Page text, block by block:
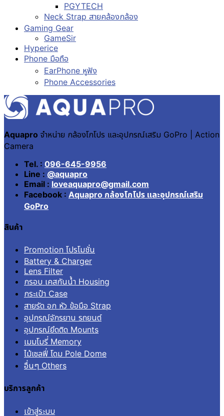
PGYTECH
Neck Strap สายคล้องกล้อง
Gaming Gear
GameSir
Hyperice
Phone มือถือ
EarPhone หูฟัง
Phone Accessories
Aquapro จำหน่าย กล้องโกโปร และอุปกรณ์เสริม GoPro | Action
Camera
Tel. : 096-645-9956
Line : @aquapro
Email : loveaquapro@gmail.com
Facebook : Aquapro กล้องโกโปร และอุปกรณ์เสริม
GoPro
สินค้า
Promotion โปรโมชั่น
Battery & Charger
Lens Filter
กรอบ เคสกันน้ำ Housing
กระเป๋า Case
สายรัด อก หัว ข้อมือ Strap
อุปกรณ์จักรยาน รถยนต์
อุปกรณ์ยึดติด Mounts
เมมโมรี่ Memory
ไม้เซลฟี่ โดม Pole Dome
อื่นๆ Others
บริการลูกค้า
เข้าสู่ระบบ